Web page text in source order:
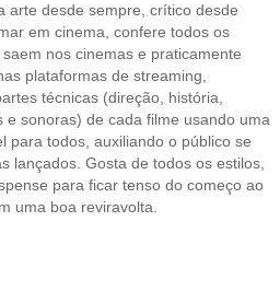
arte desde sempre, crítico desde
em cinema, confere todos os
nos cinemas e praticamente
plataformas de streaming,
técnicas (direção, história,
e sonoras) de cada filme usando uma
para todos, auxiliando o público se
lançados. Gosta de todos os estilos,
para ficar tenso do começo ao
uma boa reviravolta.